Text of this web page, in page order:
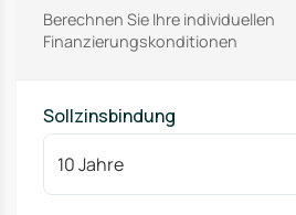
Berechnen Sie Ihre individuellen
Finanzierungskonditionen
Sollzinsbindung